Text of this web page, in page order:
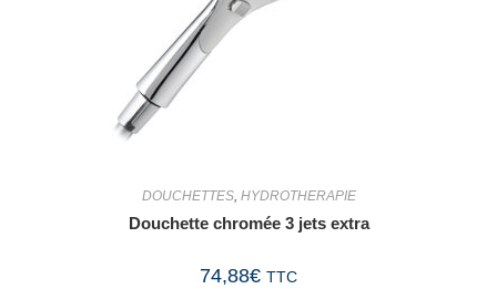
DOUCHETTES, HYDROTHERAPIE
Douchette chromée 3 jets extra
74,88€ TTC